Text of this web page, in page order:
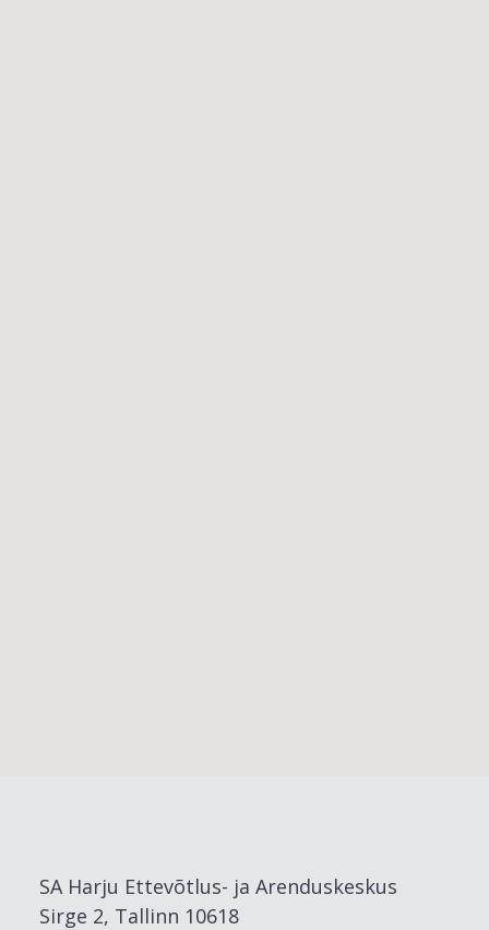
SA Harju Ettevõtlus- ja Arenduskeskus
Sirge 2, Tallinn 10618